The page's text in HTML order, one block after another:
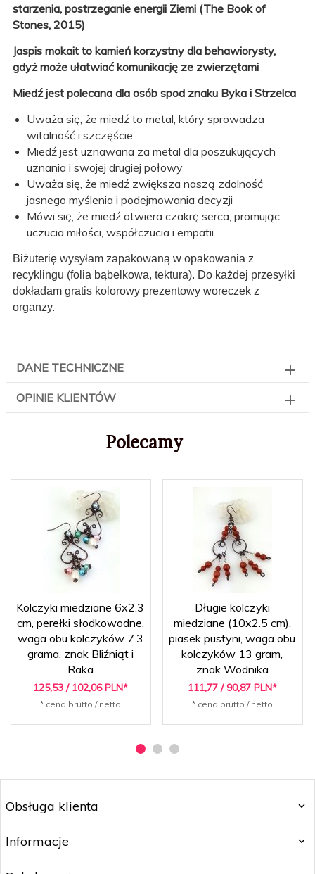
starzenia, postrzeganie energii Ziemi (The Book of
Stones, 2015)
Jaspis mokait to kamień korzystny dla behawiorysty,
gdyż może ułatwiać komunikację ze zwierzętami
Miedź jest polecana dla osób spod znaku Byka i Strzelca
Uważa się, że miedź to metal, który sprowadza
witalność i szczęście
Miedź jest uznawana za metal dla poszukujących
uznania i swojej drugiej połowy
Uważa się, że miedź zwiększa naszą zdolność
jasnego myślenia i podejmowania decyzji
Mówi się, że miedź otwiera czakrę serca, promując
uczucia miłości, współczucia i empatii
Biżuterię wysyłam zapakowaną w opakowania z
recyklingu (folia bąbelkowa, tektura). Do każdej przesyłki
dokładam gratis kolorowy prezentowy woreczek z
organzy.
DANE TECHNICZNE
OPINIE KLIENTÓW
Polecamy
Kolczyki miedziane 6x2.3
cm, perełki słodkowodne,
waga obu kolczyków 7.3
grama, znak Bliźniąt i
Raka
125,53 / 102,06 PLN*
* cena brutto / netto
Długie kolczyki
miedziane (10x2.5 cm),
piasek pustyni, waga obu
kolczyków 13 gram,
znak Wodnika
111,77 / 90,87 PLN*
* cena brutto / netto
Obsługa klienta
Informacje